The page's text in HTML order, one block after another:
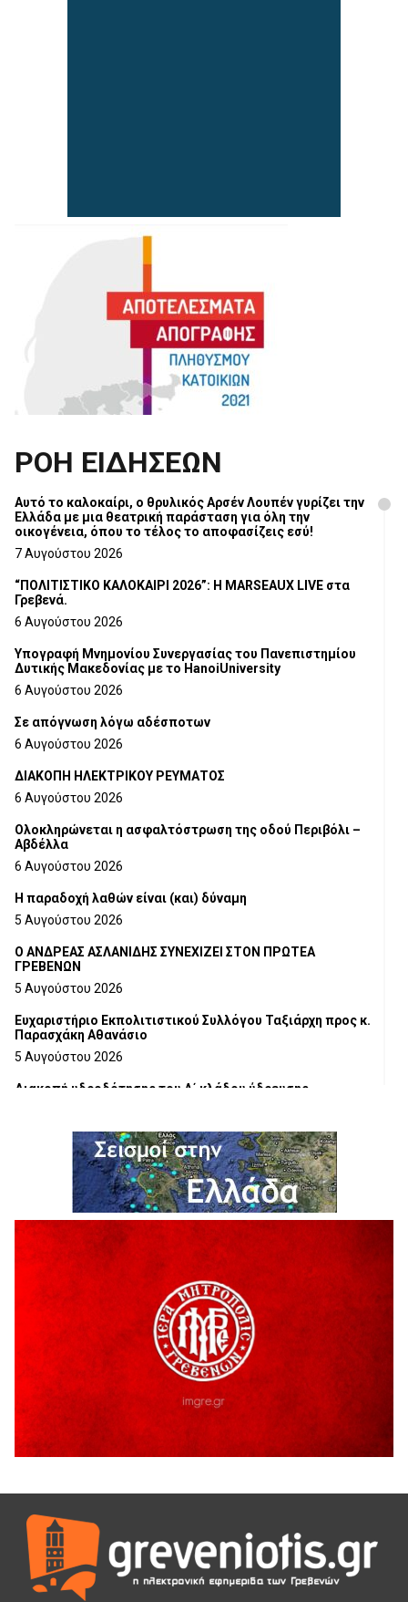
ΡΟΗ ΕΙΔΗΣΕΩΝ
Αυτό το καλοκαίρι, ο θρυλικός Αρσέν Λουπέν γυρίζει την
Ελλάδα με μια θεατρική παράσταση για όλη την
οικογένεια, όπου το τέλος το αποφασίζεις εσύ!
7 Αυγούστου 2026
“ΠΟΛΙΤΙΣΤΙΚΟ ΚΑΛΟΚΑΙΡΙ 2026”: Η MARSEAUX LIVE στα
Γρεβενά.
6 Αυγούστου 2026
Υπογραφή Μνημονίου Συνεργασίας του Πανεπιστημίου
Δυτικής Μακεδονίας με το HanoiUniversity
6 Αυγούστου 2026
Σε απόγνωση λόγω αδέσποτων
6 Αυγούστου 2026
ΔΙΑΚΟΠΗ ΗΛΕΚΤΡΙΚΟΥ ΡΕΥΜΑΤΟΣ
6 Αυγούστου 2026
Ολοκληρώνεται η ασφαλτόστρωση της οδού Περιβόλι –
Αβδέλλα
6 Αυγούστου 2026
H παραδοχή λαθών είναι (και) δύναμη
5 Αυγούστου 2026
Ο ΑΝΔΡΕΑΣ ΑΣΛΑΝΙΔΗΣ ΣΥΝΕΧΙΖΕΙ ΣΤΟΝ ΠΡΩΤΕΑ
ΓΡΕΒΕΝΩΝ
5 Αυγούστου 2026
Ευχαριστήριο Εκπολιτιστικού Συλλόγου Ταξιάρχη προς κ.
Παρασχάκη Αθανάσιο
5 Αυγούστου 2026
Διακοπή υδροδότησης του Α΄ κλάδου ύδρευσης
Η Marseaux στα Γρεβενά για μια μοναδική συναυλία
5 Αυγούστου 2026
Θερινό Σινεμά στο πλαίσιο του «Πολιτιστικού
Καλοκαιριού 2026» με την βραβευμένη ταινία «Μικρές
Ανάσες».
5 Αυγούστου 2026
Γρεβενά: Συνελήφθη 18χρονος αλλοδαπός, για κλοπή
εξοπλισμού γυμναστηρίου
ΑΗ ΛΑΟΣ | 5 Αυγούστου | Υπαίθριο Θέατρο “Καστράκι”,
41η Γιορτή Κρασιού στο Τρίκωμο – «Γιορτή Παράδοσης»
5 Αυγούστου 2026
ΕΥΧΑΡΙΣΤΙΕΣ Φυσιολατρικού Συλλόγου Γρεβενών
4 Αυγούστου 2026
Έκτακτη χρηματοδότηση 400.000€ για επιπλέον εργασίες